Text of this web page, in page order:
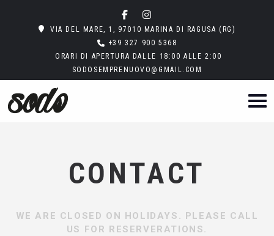
VIA DEL MARE, 1, 97010 MARINA DI RAGUSA (RG)
+39 327 900 5368
ORARI DI APERTURA DALLE 18:00 ALLE 2:00
SODOSEMPRENUOVO@GMAIL.COM
CONTACT
WE ARE CLOSED ON HOLIDAYS. PLEASE CALL
US FOR RESERVERATIONS.